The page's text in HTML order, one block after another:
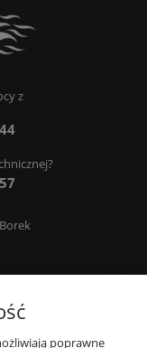
z
poprawne